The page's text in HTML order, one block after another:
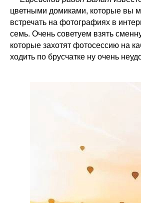
цветными домиками, которые вы
встречать на фотографиях в
семь. Очень советуем взять
которые захотят фотосессию на
ходить по брусчатке ну очень